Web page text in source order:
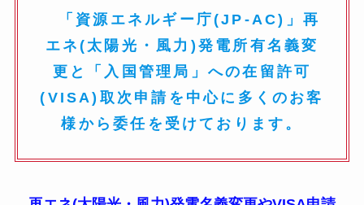
「 資源エネルギー庁(JP-AC) 」再
エネ(太陽光・風力)発電所有名義変
更と「入国管理局」への在留許可
(VISA)取次申請を中心に多くのお客
様から委任を受けております。